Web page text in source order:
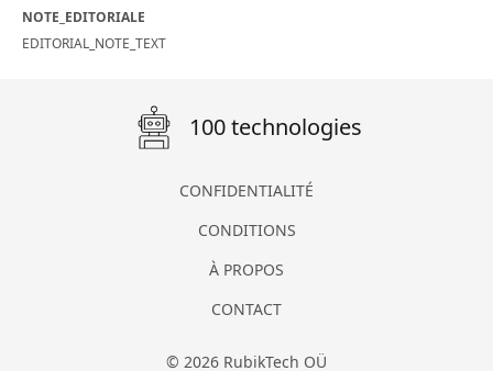
NOTE_EDITORIALE
EDITORIAL_NOTE_TEXT
100 technologies
CONFIDENTIALITÉ
CONDITIONS
À PROPOS
CONTACT
© 2026 RubikTech OÜ